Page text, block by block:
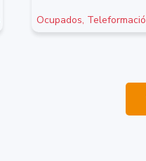
Ocupados,